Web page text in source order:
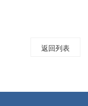
返回列表